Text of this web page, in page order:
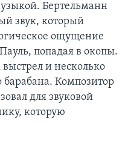
Бертельманн
звук, который
ощущение
попадая в окопы.
и несколько
Композитор
для звуковой
которую